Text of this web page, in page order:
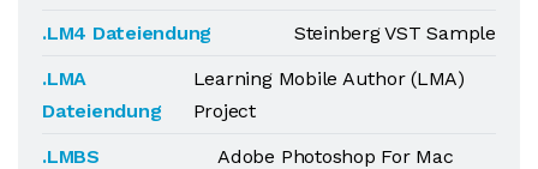
.LM4 Dateiendung
Steinberg VST Sample
.LMA
Dateiendung
Learning Mobile Author (LMA)
Project
.LMBS
Adobe Photoshop For Mac